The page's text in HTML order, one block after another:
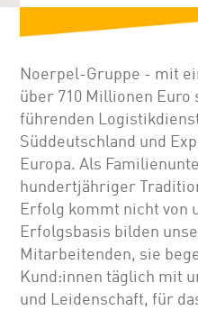
Noerpel-Gruppe - mit
über 710 Millionen
führenden
Süddeutschland und
Europa. Als
hundertjähriger
Erfolg kommt nicht von
Erfolgsbasis bilden
Mitarbeitenden, sie
Kund:innen täglich mit
und Leidenschaft, für